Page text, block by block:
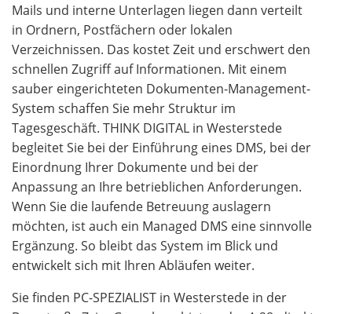
Mails und interne Unterlagen liegen dann verteilt
in Ordnern, Postfächern oder lokalen
Verzeichnissen. Das kostet Zeit und erschwert den
schnellen Zugriff auf Informationen. Mit einem
sauber eingerichteten Dokumenten-Management-
System schaffen Sie mehr Struktur im
Tagesgeschäft. THINK DIGITAL in Westerstede
begleitet Sie bei der Einführung eines DMS, bei der
Einordnung Ihrer Dokumente und bei der
Anpassung an Ihre betrieblichen Anforderungen.
Wenn Sie die laufende Betreuung auslagern
möchten, ist auch ein Managed DMS eine sinnvolle
Ergänzung. So bleibt das System im Blick und
entwickelt sich mit Ihren Abläufen weiter.
Sie finden PC-SPEZIALIST in Westerstede in der